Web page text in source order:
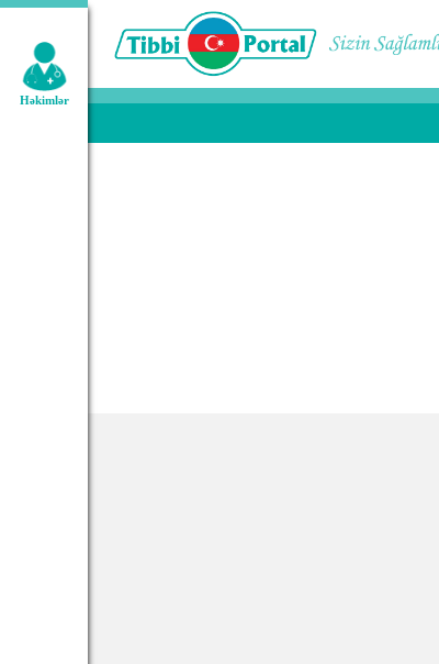
Geniş axtarış:
Həkimlər